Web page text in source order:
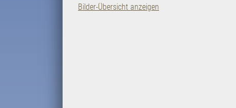
Bilder-Übersicht anzeigen